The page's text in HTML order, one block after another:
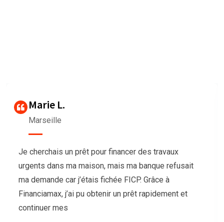
Nous avions besoin de trésorerie pour notre
association afin d’organiser un grand événement,
mais nos demandes de prêt étaient sans succès.
L’équipe de Financiamax a été très professionnelle
et compréhensive, et nous a proposé